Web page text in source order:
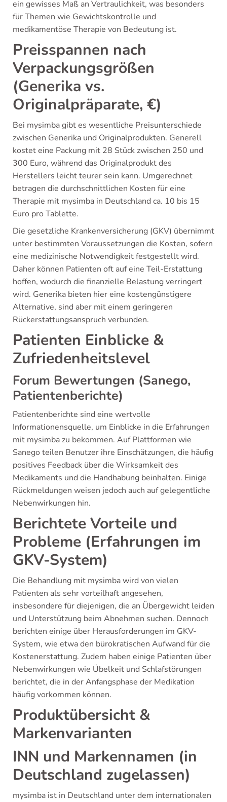
ein gewisses Maß an Vertraulichkeit, was besonders
für Themen wie Gewichtskontrolle und
medikamentöse Therapie von Bedeutung ist.
Preisspannen nach
Verpackungsgrößen
(Generika vs.
Originalpräparate, €)
Bei mysimba gibt es wesentliche Preisunterschiede
zwischen Generika und Originalprodukten. Generell
kostet eine Packung mit 28 Stück zwischen 250 und
300 Euro, während das Originalprodukt des
Herstellers leicht teurer sein kann. Umgerechnet
betragen die durchschnittlichen Kosten für eine
Therapie mit mysimba in Deutschland ca. 10 bis 15
Euro pro Tablette.
Die gesetzliche Krankenversicherung (GKV) übernimmt
unter bestimmten Voraussetzungen die Kosten, sofern
eine medizinische Notwendigkeit festgestellt wird.
Daher können Patienten oft auf eine Teil-Erstattung
hoffen, wodurch die finanzielle Belastung verringert
wird. Generika bieten hier eine kostengünstigere
Alternative, sind aber mit einem geringeren
Rückerstattungsanspruch verbunden.
Patienten Einblicke &
Zufriedenheitslevel
Forum Bewertungen (Sanego,
Patientenberichte)
Patientenberichte sind eine wertvolle
Informationensquelle, um Einblicke in die Erfahrungen
mit mysimba zu bekommen. Auf Plattformen wie
Sanego teilen Benutzer ihre Einschätzungen, die häufig
positives Feedback über die Wirksamkeit des
Medikaments und die Handhabung beinhalten. Einige
Rückmeldungen weisen jedoch auch auf gelegentliche
Nebenwirkungen hin.
Berichtete Vorteile und
Probleme (Erfahrungen im
GKV-System)
Die Behandlung mit mysimba wird von vielen
Patienten als sehr vorteilhaft angesehen,
insbesondere für diejenigen, die an Übergewicht leiden
und Unterstützung beim Abnehmen suchen. Dennoch
berichten einige über Herausforderungen im GKV-
System, wie etwa den bürokratischen Aufwand für die
Kostenerstattung. Zudem haben einige Patienten über
Nebenwirkungen wie Übelkeit und Schlafstörungen
berichtet, die in der Anfangsphase der Medikation
häufig vorkommen können.
Produktübersicht &
Markenvarianten
INN und Markennamen (in
Deutschland zugelassen)
mysimba ist in Deutschland unter dem internationalen